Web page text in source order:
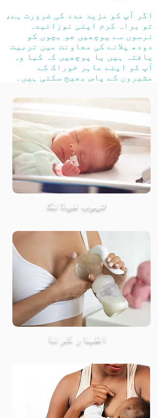
اگر آپ کو مزید مدد کی ضرورت ہے،
تو براہ کرم اپنی نوزائیدہ
نرسوں سے پوچھیں جو بچوں کو
دودھ پلانے کی معاونت میں تربیت
یافتہ ہیں یا پوچھیں کہ کیا وہ
آپ کو اپنے ماہر خوراک کے
مشیروں کے پاس بھیج سکتی ہیں۔
ٹیوب فیڈنگ
اظہار کرنا